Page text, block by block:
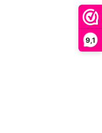
9,1